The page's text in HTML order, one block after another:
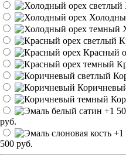
Красный
руб.
500 руб.